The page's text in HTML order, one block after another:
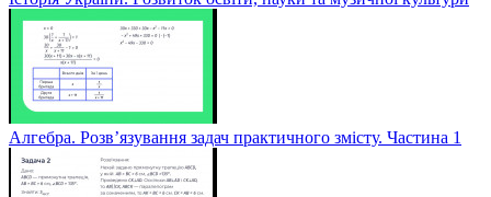
Алгебра. Розв’язування задач практичного змісту. Частина 1